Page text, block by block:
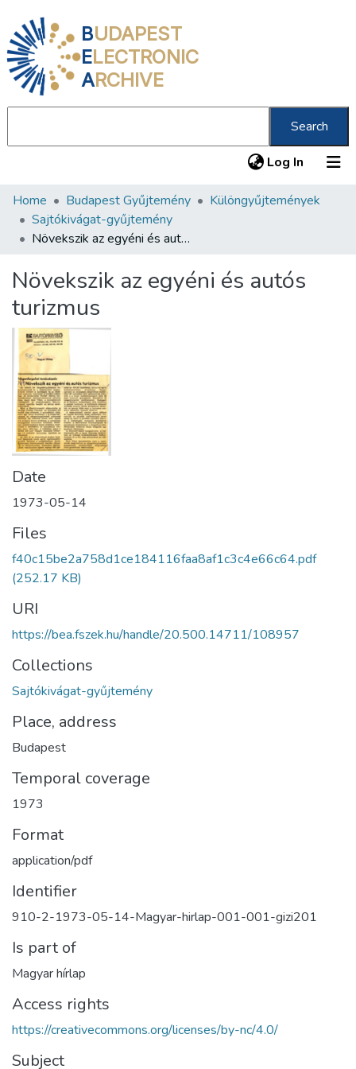
BUDAPEST
ELECTRONIC
ARCHIVE
Search
Log In (current)
Communities & Collections
All of DSpace
About us
Home Budapest Gyűjtemény
Különgyűjtemények
Sajtókivágat-gyűjtemény
Növekszik az egyéni és autós turizmus
Növekszik az egyéni és autós
turizmus
Date
1973-05-14
Files
f40c15be2a758d1ce184116faa8af1c3c4e66c64.pdf
(252.17 KB)
URI
https://bea.fszek.hu/handle/20.500.14711/108957
Collections
Sajtókivágat-gyűjtemény
Place, address
Budapest
Temporal coverage
1973
Format
application/pdf
Identifier
910-2-1973-05-14-Magyar-hirlap-001-001-gizi201
Is part of
Magyar hírlap
Access rights
https://creativecommons.org/licenses/by-nc/4.0/
Subject